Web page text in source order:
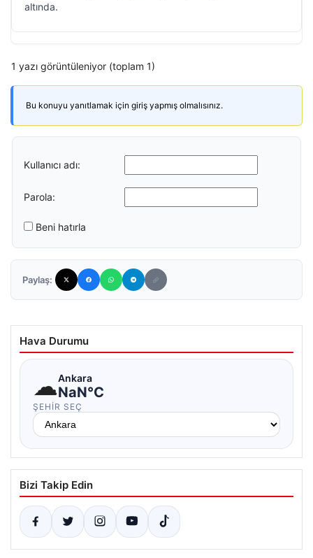
altında.
1 yazı görüntüleniyor (toplam 1)
Bu konuyu yanıtlamak için giriş yapmış olmalısınız.
Kullanıcı adı:
Parola:
Beni hatırla
Paylaş:
Hava Durumu
☁Ankara
NaN°C
ŞEHIR SEÇ
Bizi Takip Edin